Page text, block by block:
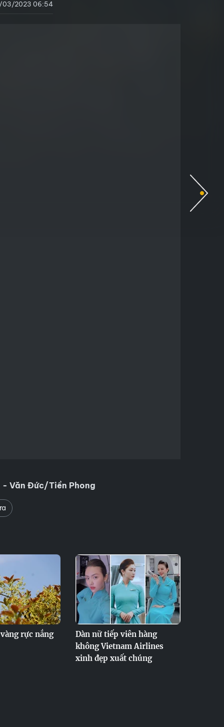
03/2023 06:54
- Văn Đức/Tiền Phong
rực nắng
Dàn nữ tiếp viên hàng
không Vietnam Airlines
xinh đẹp xuất chúng